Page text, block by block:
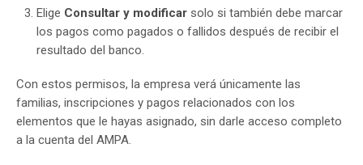
Elige Consultar y modificar solo si también debe marcar
los pagos como pagados o fallidos después de recibir el
resultado del banco.
Con estos permisos, la empresa verá únicamente las
familias, inscripciones y pagos relacionados con los
elementos que le hayas asignado, sin darle acceso completo
a la cuenta del AMPA.